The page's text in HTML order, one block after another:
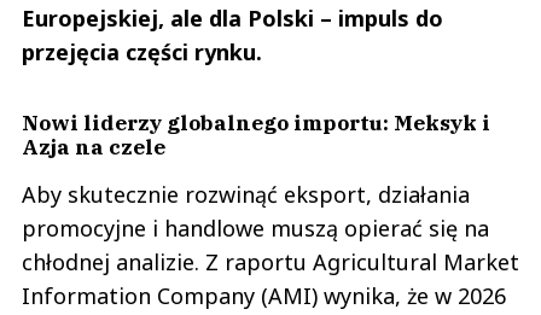
Europejskiej, ale dla Polski – impuls do
przejęcia części rynku.
Nowi liderzy globalnego importu: Meksyk i
Azja na czele
Aby skutecznie rozwinąć eksport, działania
promocyjne i handlowe muszą opierać się na
chłodnej analizie. Z raportu Agricultural Market
Information Company (AMI) wynika, że w 2026